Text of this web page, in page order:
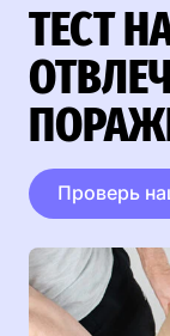
ТЕСТ
Проверь